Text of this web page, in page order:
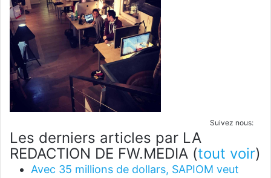
Suivez nous:
Les derniers articles par LA
REDACTION DE FW.MEDIA (tout voir)
Avec 35 millions de dollars, SAPIOM veut